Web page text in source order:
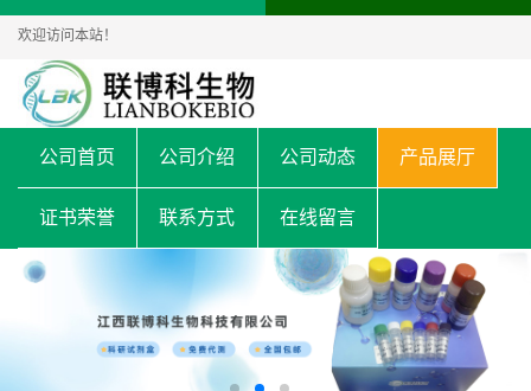
欢迎访问本站！
公司首页 公司介绍 公司动态 产品展厅
证书荣誉 联系方式 在线留言